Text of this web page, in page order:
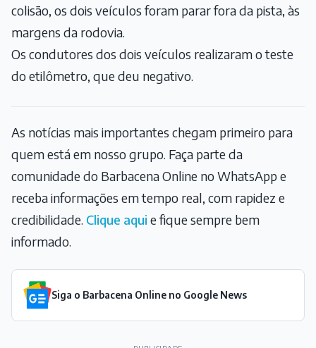
colisão, os dois veículos foram parar fora da pista, às
margens da rodovia.
Os condutores dos dois veículos realizaram o teste
do etilômetro, que deu negativo.
As notícias mais importantes chegam primeiro para
quem está em nosso grupo. Faça parte da
comunidade do Barbacena Online no WhatsApp e
receba informações em tempo real, com rapidez e
credibilidade. Clique aqui e fique sempre bem
informado.
Siga o Barbacena Online no Google News